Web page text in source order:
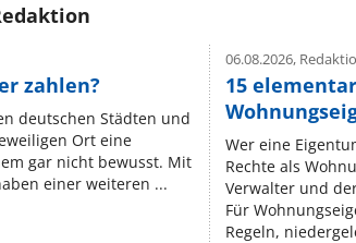
zahlen?
deutschen Städten und
Ort eine
gar nicht bewusst. Mit
einer weiteren ...
06.08.2026,
15
Wer eine
Rechte als
Verwalter und
Für
Regeln,